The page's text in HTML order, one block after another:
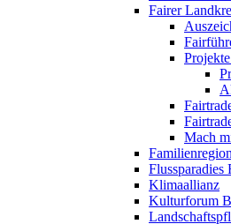
Fairer
Mach
Flussparadies
Klimaallianz
Kulturforum